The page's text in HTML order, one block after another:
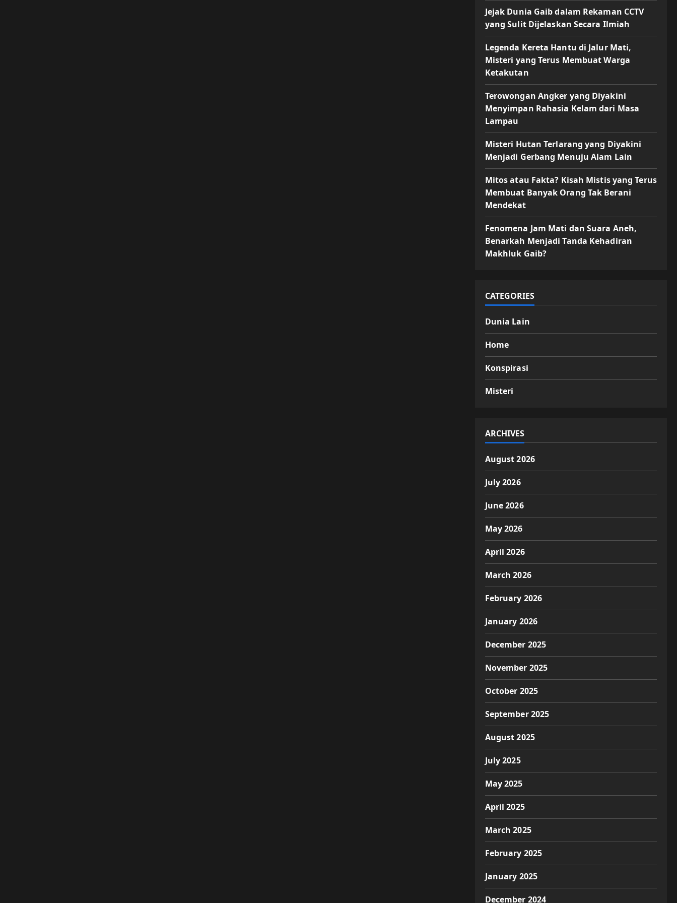
Jejak Dunia Gaib dalam Rekaman CCTV
yang Sulit Dijelaskan Secara Ilmiah
Legenda Kereta Hantu di Jalur Mati,
Misteri yang Terus Membuat Warga
Ketakutan
Terowongan Angker yang Diyakini
Menyimpan Rahasia Kelam dari Masa
Lampau
Misteri Hutan Terlarang yang Diyakini
Menjadi Gerbang Menuju Alam Lain
Mitos atau Fakta? Kisah Mistis yang Terus
Membuat Banyak Orang Tak Berani
Mendekat
Fenomena Jam Mati dan Suara Aneh,
Benarkah Menjadi Tanda Kehadiran
Makhluk Gaib?
CATEGORIES
Dunia Lain
Home
Konspirasi
Misteri
ARCHIVES
August 2026
July 2026
June 2026
May 2026
April 2026
March 2026
February 2026
January 2026
December 2025
November 2025
October 2025
September 2025
August 2025
July 2025
May 2025
April 2025
March 2025
February 2025
January 2025
December 2024